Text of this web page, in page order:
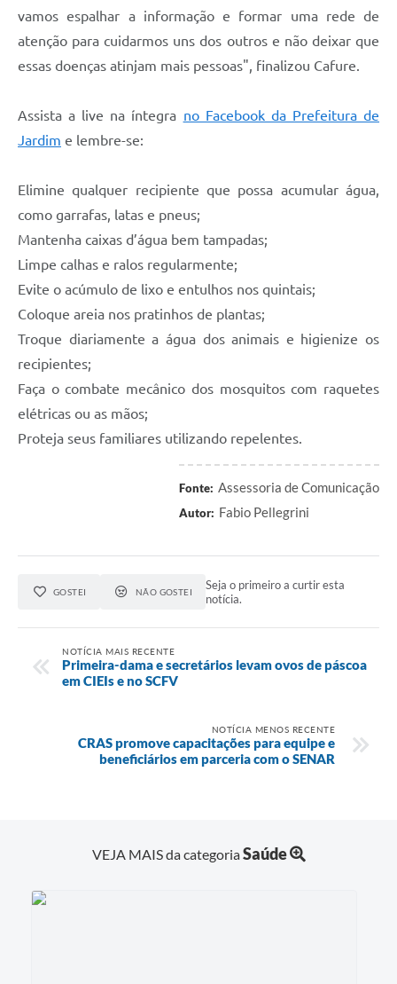
vamos espalhar a informação e formar uma rede de
atenção para cuidarmos uns dos outros e não deixar que
essas doenças atinjam mais pessoas", finalizou Cafure.
Assista a live na íntegra no Facebook da Prefeitura de
Jardim e lembre-se:
Elimine qualquer recipiente que possa acumular água,
como garrafas, latas e pneus;
Mantenha caixas d’água bem tampadas;
Limpe calhas e ralos regularmente;
Evite o acúmulo de lixo e entulhos nos quintais;
Coloque areia nos pratinhos de plantas;
Troque diariamente a água dos animais e higienize os
recipientes;
Faça o combate mecânico dos mosquitos com raquetes
elétricas ou as mãos;
Proteja seus familiares utilizando repelentes.
Fonte: Assessoria de Comunicação
Autor: Fabio Pellegrini
GOSTEI NÃO GOSTEI
Seja o primeiro a curtir esta
notícia.
NOTÍCIA MAIS RECENTE
Primeira-dama e secretários levam ovos de páscoa
em CIEIs e no SCFV
NOTÍCIA MENOS RECENTE
CRAS promove capacitações para equipe e
beneficiários em parceria com o SENAR
VEJA MAIS da categoriaSaúde